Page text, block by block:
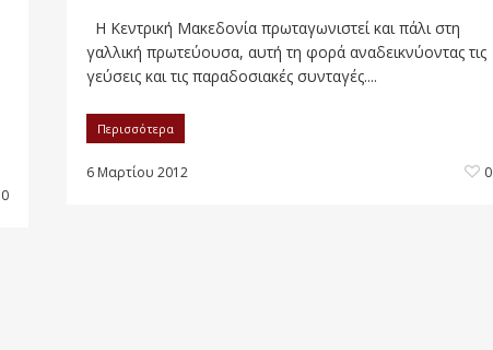
Η Κεντρική Μακεδονία πρωταγωνιστεί και πάλι στη
γαλλική πρωτεύουσα, αυτή τη φορά αναδεικνύοντας τις
γεύσεις και τις παραδοσιακές συνταγές....
Περισσότερα
6 Μαρτίου 2012 0
0